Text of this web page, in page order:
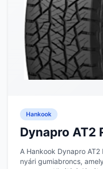
Hankook
Dynapro AT2
A Hankook Dynapro
nyári gumiabroncs,